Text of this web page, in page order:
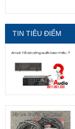
TIN TIÊU ĐIỂM